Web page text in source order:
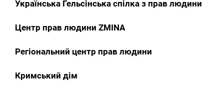
Искать:
Українська Гельсінська спілка з прав людини
Центр прав людини ZMINA
Регіональний центр прав людини
Кримський дім